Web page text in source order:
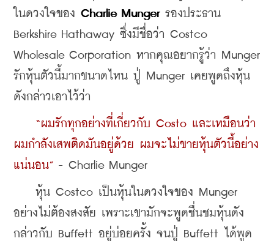
ในดวงใจของ Charlie Munger รองประธาน
Berkshire Hathaway ซึ่งมีชื่อว่า Costco
Wholesale Corporation หากคุณอยากรู้ว่า Munger
รักหุ้นตัวนี้มากขนาดไหน ปู่ Munger เคยพูดถึงหุ้น
ดังกล่าวเอาไว้ว่า
“ผมรักทุกอย่างที่เกี่ยวกับ Costo และเหมือนว่า
ผมกำลังเสพติดมันอยู่ด้วย ผมจะไม่ขายหุ้นตัวนี้อย่าง
แน่นอน” - Charlie Munger
หุ้น Costco เป็นหุ้นในดวงใจของ Munger
อย่างไม่ต้องสงสัย เพราะเขามักจะพูดชื่นชมหุ้นดัง
กล่าวกับ Buffett อยู่บ่อยครั้ง จนปู่ Buffett ได้พูด